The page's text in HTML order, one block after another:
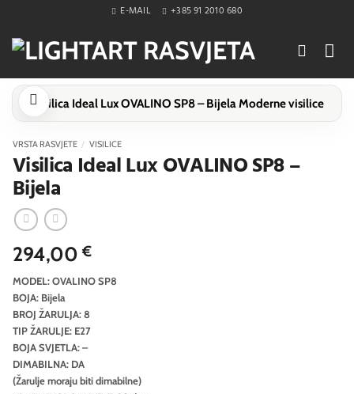
content
E-MAIL +385 91 2010 680
VRSTA RASVJETE / VISILICE
Visilica Ideal Lux OVALINO SP8 –
Bijela
294,00€
MODEL: OVALINO SP8
BOJA: Bijela
BROJ ŽARULJA: 8
TIP ŽARULJE: E27
BOJA SVJETLA: –
DIMABILNA: DA
(Žarulje moraju biti dimabilne)